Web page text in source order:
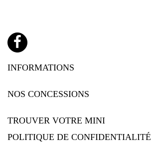
INFORMATIONS
NOS CONCESSIONS
TROUVER VOTRE MINI
POLITIQUE DE CONFIDENTIALITÉ